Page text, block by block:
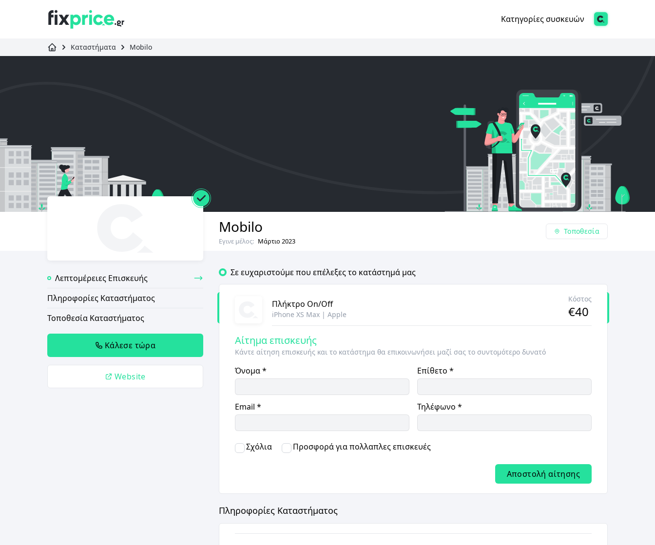
Κατηγορίες συσκευών
Καταστήματα Mobilo
Mobilo
Εγινε μέλος: Μάρτιο 2023
Τοποθεσία
Λεπτομέρειες Επισκευής
Πληροφορίες Καταστήματος
Τοποθεσία Καταστήματος
Κάλεσε τώρα
Website
Σε ευχαριστούμε που επέλεξες το κατάστημά μας
Πλήκτρο On/Off
iPhone XS Max | Apple
Κόστος
€40
Αίτημα επισκευής
Κάντε αίτηση επισκευής και το κατάστημα θα επικοινωνήσει μαζί σας το συντομότερο δυνατό
Όνομα* Επίθετο *
Email * Τηλέφωνο *
Σχόλια Προσφορά για πολλαπλες επισκευές
Αποστολή αίτησης
Πληροφορίες Καταστήματος